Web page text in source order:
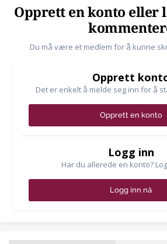
Opprett en konto eller
Du må være et medlem for å kunne
Opprett
Det er enkelt å melde seg inn for å
Opprett en konto
Logg inn
Har du allerede en konto?
Logg inn nå